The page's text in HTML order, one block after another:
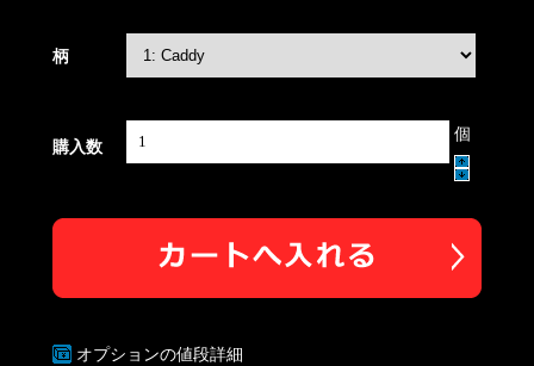
柄
購入数
個
オプションの値段詳細